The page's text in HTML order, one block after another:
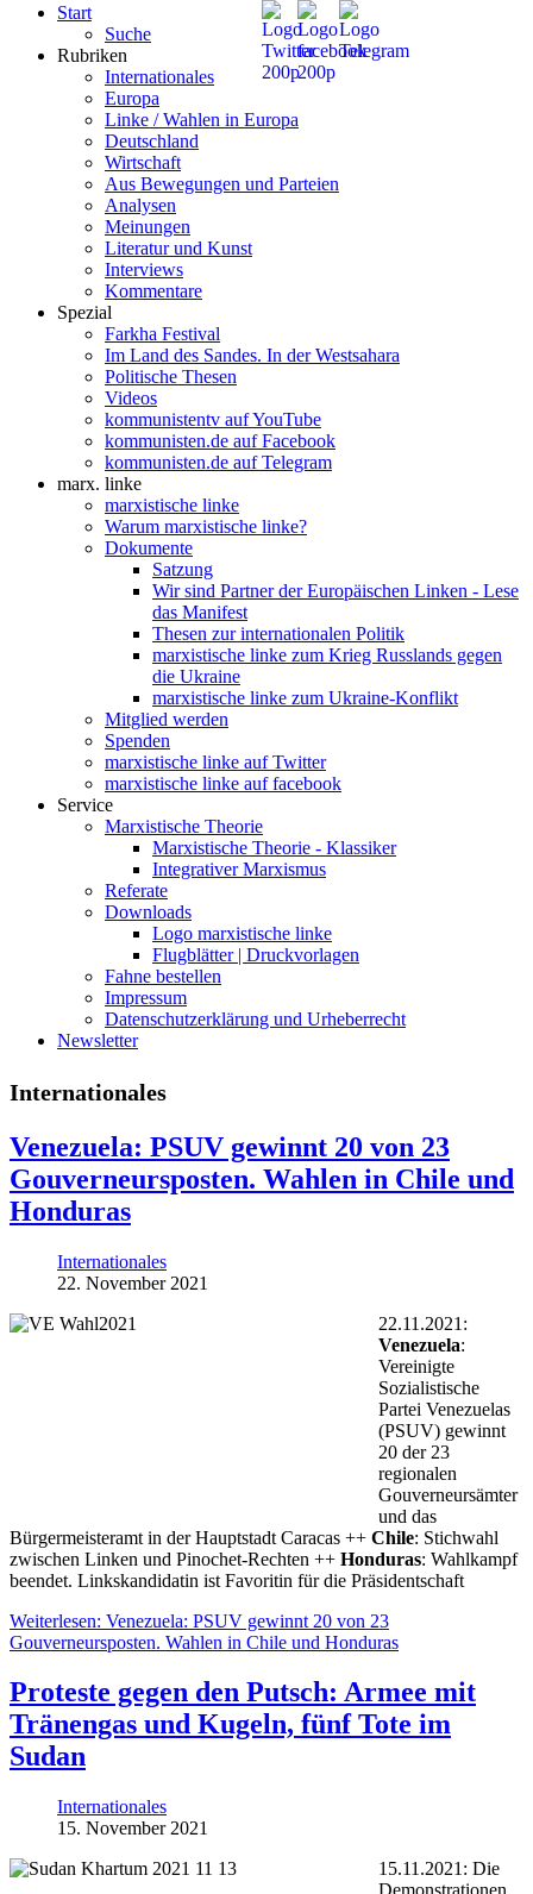
Start
Suche
Rubriken
Internationales
Europa
Linke / Wahlen in Europa
Deutschland
Wirtschaft
Aus Bewegungen und Parteien
Analysen
Meinungen
Literatur und Kunst
Interviews
Kommentare
Spezial
Farkha Festival
Im Land des Sandes. In der Westsahara
Politische Thesen
Videos
kommunistentv auf YouTube
kommunisten.de auf Facebook
kommunisten.de auf Telegram
marx. linke
marxistische linke
Warum marxistische linke?
Dokumente
Satzung
Wir sind Partner der Europäischen Linken - Lese
das Manifest
Thesen zur internationalen Politik
marxistische linke zum Krieg Russlands gegen
die Ukraine
marxistische linke zum Ukraine-Konflikt
Mitglied werden
Spenden
marxistische linke auf Twitter
marxistische linke auf facebook
Service
Marxistische Theorie
Marxistische Theorie - Klassiker
Integrativer Marxismus
Referate
Downloads
Logo marxistische linke
Flugblätter | Druckvorlagen
Fahne bestellen
Impressum
Datenschutzerklärung und Urheberrecht
Newsletter
Internationales
Venezuela: PSUV gewinnt 20 von 23
Gouverneursposten. Wahlen in Chile und
Honduras
Internationales
22. November 2021
22.11.2021:
Venezuela:
Vereinigte
Sozialistische
Partei Venezuelas
(PSUV) gewinnt
20 der 23
regionalen
Gouverneursämter
und das
Bürgermeisteramt in der Hauptstadt Caracas ++ Chile: Stichwahl
zwischen Linken und Pinochet-Rechten ++ Honduras: Wahlkampf
beendet. Linkskandidatin ist Favoritin für die Präsidentschaft
Weiterlesen: Venezuela: PSUV gewinnt 20 von 23
Gouverneursposten. Wahlen in Chile und Honduras
Proteste gegen den Putsch: Armee mit
Tränengas und Kugeln, fünf Tote im
Sudan
Internationales
15. November 2021
15.11.2021: Die